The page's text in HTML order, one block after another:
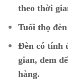
theo thời
Tuổi thọ
Đèn có tính
gian, đem
hàng.